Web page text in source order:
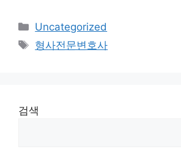
카
테
Uncategorized
태
형사전문변호사
검색